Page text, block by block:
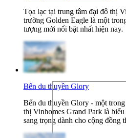
Tọa lạc tại trung tâm đại đô thị
trường Golden Eagle là một
tượng mới nổi bật nhất hiện nay.
Bến du thuyền Glory
Bến du thuyền Glory - một
thị Vinhomes Grand Park là
sang trọng dành cho cộng đồng